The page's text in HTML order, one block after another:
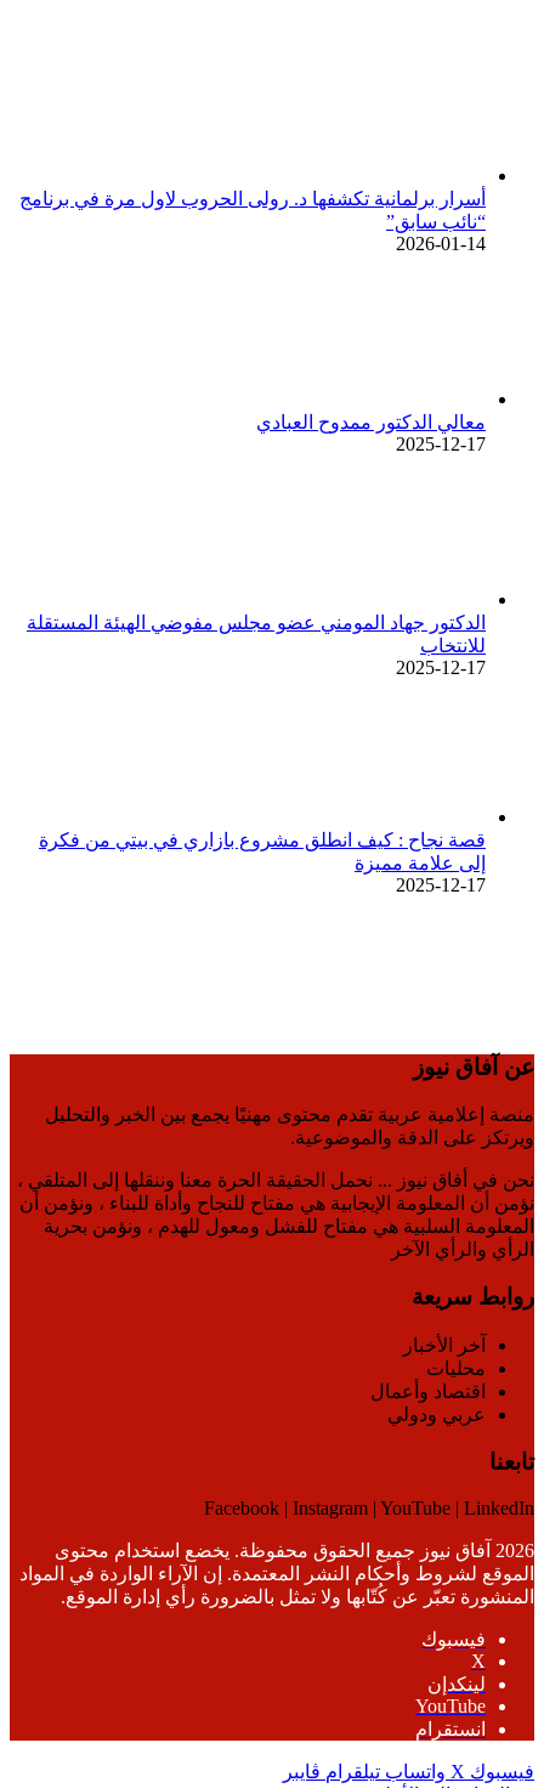
أسرار برلمانية تكشفها د. رولى الحروب لاول مرة في برنامج
“نائب سابق”
2026-01-14
معالي الدكتور ممدوح العبادي
2025-12-17
الدكتور جهاد المومني عضو مجلس مفوضي الهيئة المستقلة
للانتخاب
2025-12-17
قصة نجاح : كيف انطلق مشروع بازاري في بيتي من فكرة
إلى علامة مميزة
2025-12-17
عن آفاق نيوز
منصة إعلامية عربية تقدم محتوى مهنيًا يجمع بين الخبر والتحليل
ويرتكز على الدقة والموضوعية.
نحن في أفاق نيوز ... نحمل الحقيقة الحرة معنا وننقلها إلى المتلقي ،
نؤمن أن المعلومة الإيجابية هي مفتاح للنجاح وأداة للبناء ، ونؤمن أن
المعلومة السلبية هي مفتاح للفشل ومعول للهدم ، ونؤمن بحرية
الرأي والرأي الآخر
روابط سريعة
آخر الأخبار
محليات
اقتصاد وأعمال
عربي ودولي
تابعنا
Facebook | Instagram | YouTube | LinkedIn
2026 آفاق نيوز جميع الحقوق محفوظة. يخضع استخدام محتوى
الموقع لشروط وأحكام النشر المعتمدة. إن الآراء الواردة في المواد
المنشورة تعبّر عن كُتّابها ولا تمثل بالضرورة رأي إدارة الموقع.
فيسبوك
‫X
لينكدإن
‫YouTube
انستقرام
فيسبوك ‫X واتساب تيلقرام ڤايبر